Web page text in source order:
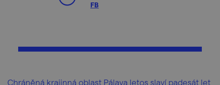
FB
Chráněná krajinná oblast Pálava letos slaví padesát let